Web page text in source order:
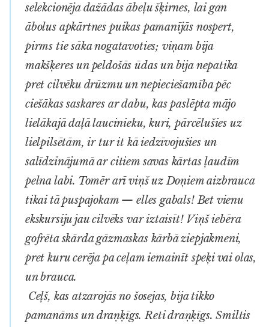
selekcionēja dažādas ābeļu šķirnes, lai gan
ābolus apkārtnes puikas pamanījās nospert,
pirms tie sāka nogatavoties; viņam bija
makšķeres un peldošās ūdas un bija nepatika
pret cilvēku drūzmu un nepieciešamība pēc
ciešākas saskares ar dabu, kas paslēpta mājo
lielākajā daļā laucinieku, kuri, pārcēlušies uz
lielpilsētām, ir tur it kā iedzīvojušies un
salīdzinājumā ar citiem savas kārtas ļaudīm
pelna labi. Tomēr arī viņš uz Doņiem aizbrauca
tikai tā puspajokam — elles gabals! Bet vienu
ekskursiju jau cilvēks var iztaisīt! Viņš iebēra
gofrēta skārda gāzmaskas kārbā ziepjakmeni,
pret kuru cerēja pa ceļam iemainīt speķi vai olas,
un brauca.
Ceļš, kas atzarojās no šosejas, bija tikko
pamanāms un draņķīgs. Reti draņķīgs. Smiltis